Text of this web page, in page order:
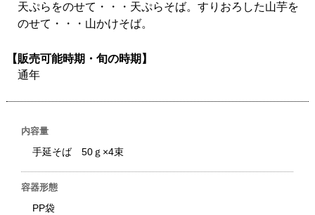
天ぷらをのせて・・・天ぷらそば。すりおろした山芋を
のせて・・・山かけそば。
【販売可能時期・旬の時期】
通年
内容量
手延そば 50ｇ×4束
容器形態
PP袋